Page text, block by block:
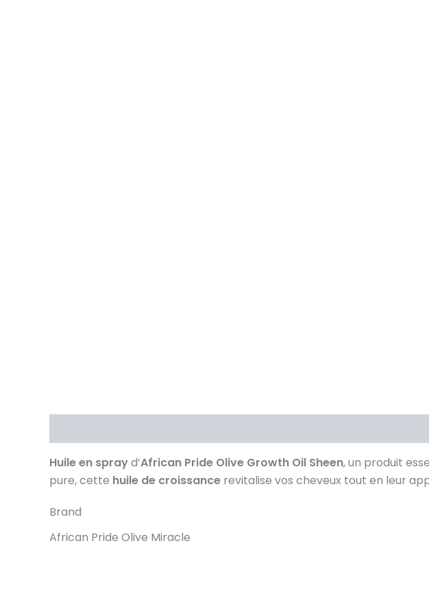
Huile en sprayd’African Pride Olive Growth Oil Sheen, un produit
pure, cette huile de croissance revitalise vos cheveux tout en leur
Brand
African Pride Olive Miracle